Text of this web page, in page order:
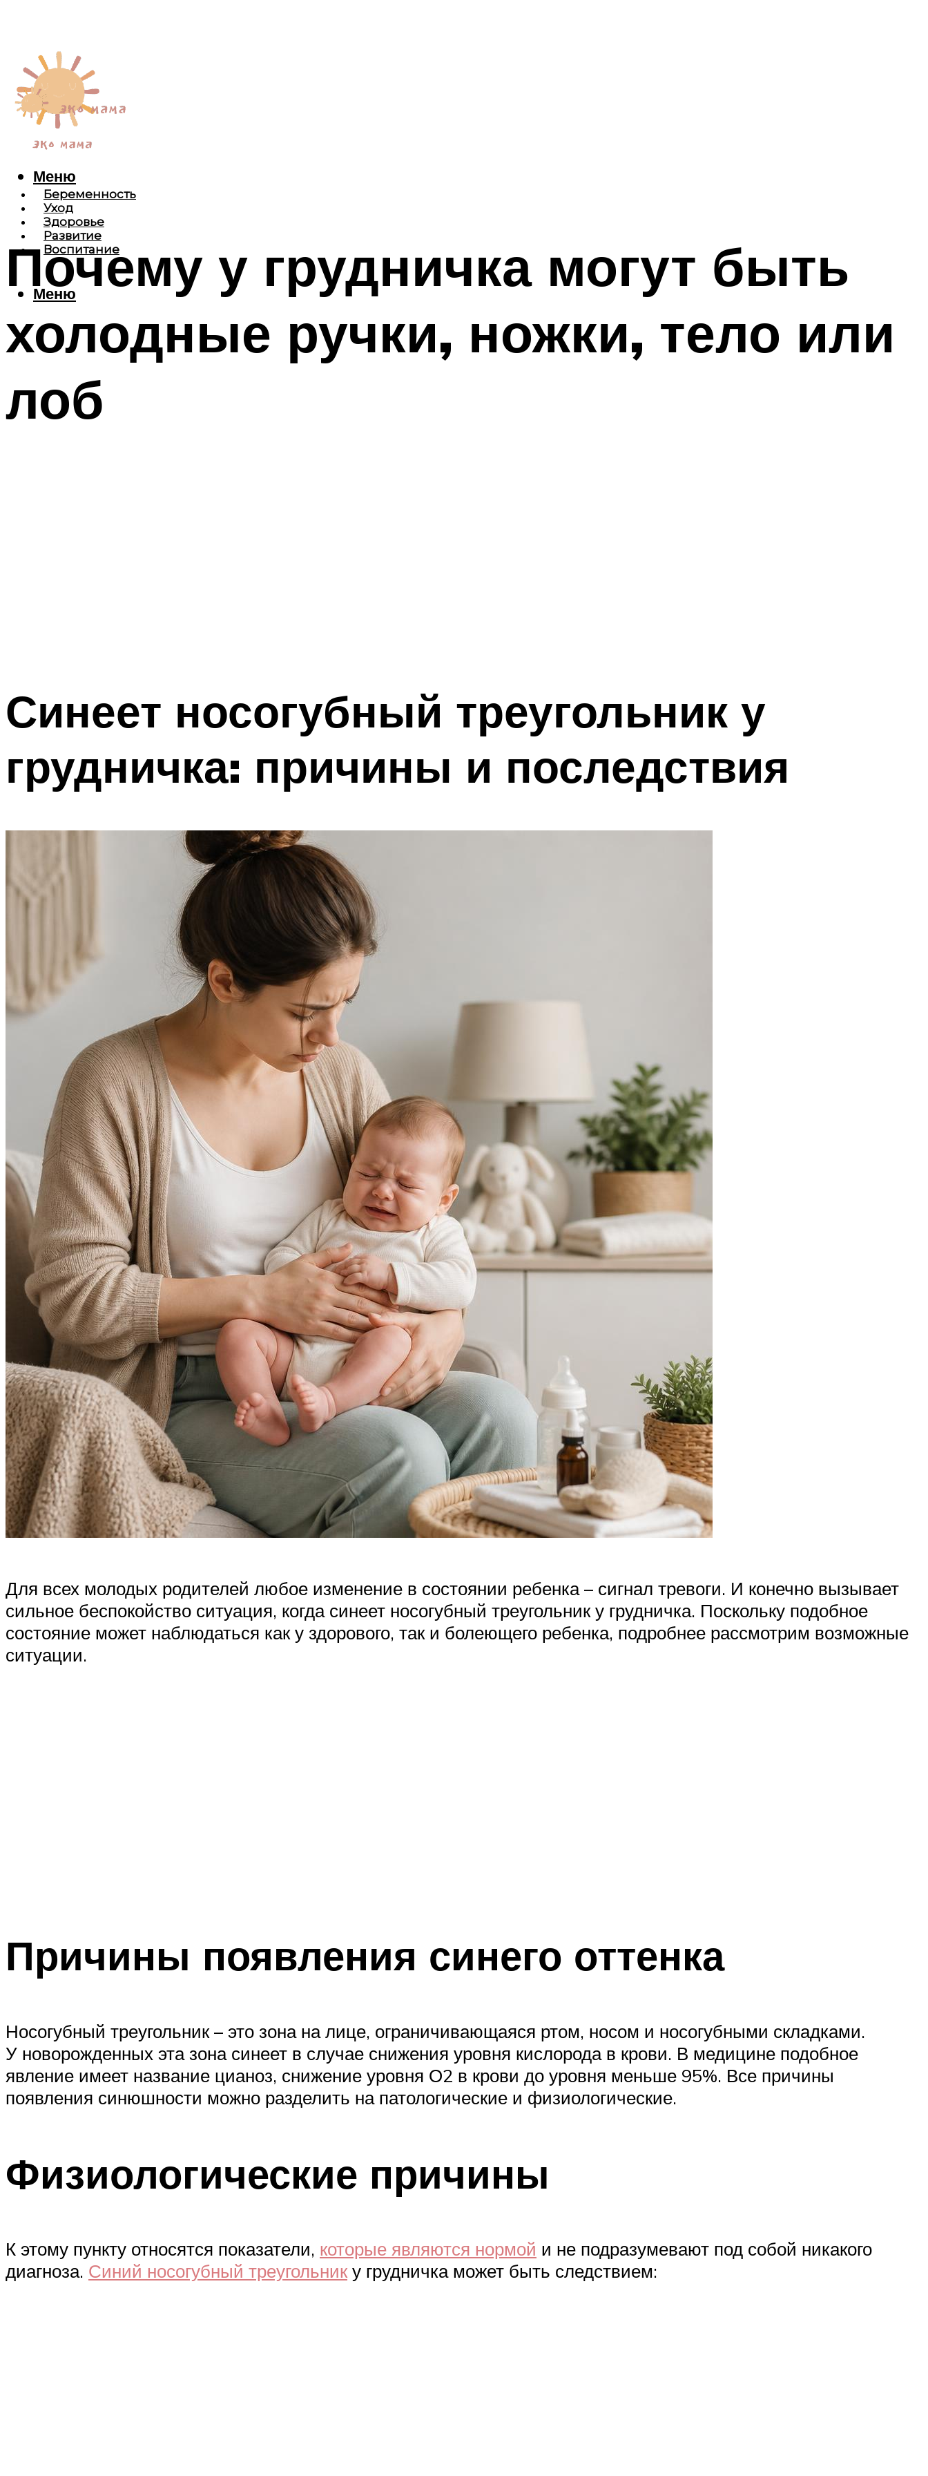
Беременность
Уход
Здоровье
Развитие
Воспитание
Меню
Меню
Почему у грудничка могут быть
холодные ручки, ножки, тело или
лоб
Синеет носогубный треугольник у
грудничка: причины и последствия
Для всех молодых родителей любое изменение в состоянии ребенка – сигнал тревоги. И конечно вызывает
сильное беспокойство ситуация, когда синеет носогубный треугольник у грудничка. Поскольку подобное
состояние может наблюдаться как у здорового, так и болеющего ребенка, подробнее рассмотрим возможные
ситуации.
Причины появления синего оттенка
Носогубный треугольник – это зона на лице, ограничивающаяся ртом, носом и носогубными складками.
У новорожденных эта зона синеет в случае снижения уровня кислорода в крови. В медицине подобное
явление имеет название цианоз, снижение уровня О2 в крови до уровня меньше 95%. Все причины
появления синюшности можно разделить на патологические и физиологические.
Физиологические причины
К этому пункту относятся показатели, которые являются нормой и не подразумевают под собой никакого
диагноза. Синий носогубный треугольник у грудничка может быть следствием: